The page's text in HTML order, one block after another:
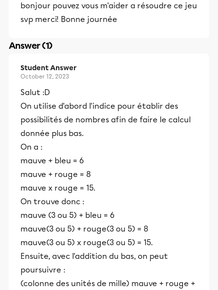
bonjour pouvez vous m'aider a résoudre ce jeu
svp merci! Bonne journée
Answer (1)
Student Answer
October 12, 2023
Salut :D
On utilise d'abord l'indice pour établir des
possibilités de nombres afin de faire le calcul
donnée plus bas.
On a :
mauve + bleu = 6
mauve + rouge = 8
mauve x rouge = 15.
On trouve donc :
mauve (3 ou 5) + bleu = 6
mauve(3 ou 5) + rouge(3 ou 5) = 8
mauve(3 ou 5) x rouge(3 ou 5) = 15.
Ensuite, avec l'addition du bas, on peut
poursuivre :
(colonne des unités de mille) mauve + rouge +